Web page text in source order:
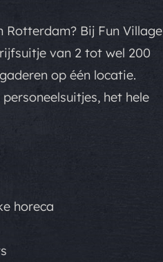
Rotterdam? Bij Fun Village
van 2 tot wel 200
op één locatie.
het hele
horeca